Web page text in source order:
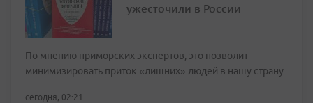
ужесточили в России
По мнению приморских экспертов, это позволит
минимизировать приток «лишних» людей в нашу страну
сегодня, 02:21